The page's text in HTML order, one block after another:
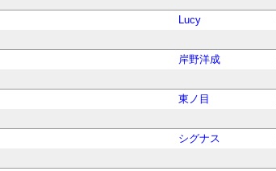
Lucy
岸野洋成
東ノ目
シグナス